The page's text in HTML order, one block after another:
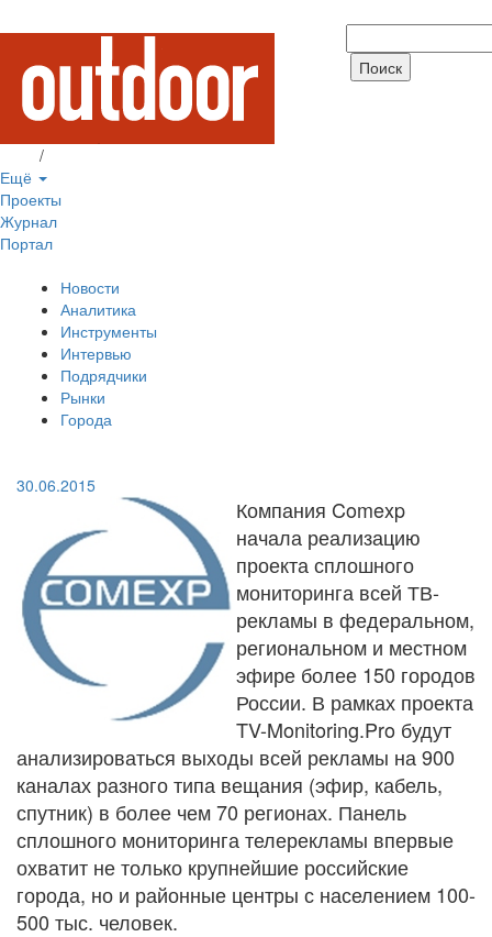
/
Ещё
Проекты
Журнал
Портал
Новости
Аналитика
Инструменты
Интервью
Подрядчики
Рынки
Города
30.06.2015
Компания Comexp
начала реализацию
проекта сплошного
мониторинга всей ТВ-
рекламы в федеральном,
региональном и местном
эфире более 150 городов
России. В рамках проекта
TV-Monitoring.Pro будут
анализироваться выходы всей рекламы на 900
каналах разного типа вещания (эфир, кабель,
спутник) в более чем 70 регионах. Панель
сплошного мониторинга телерекламы впервые
охватит не только крупнейшие российские
города, но и районные центры с населением 100-
500 тыс. человек.